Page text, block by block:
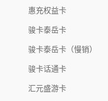
惠充权益卡
骏卡泰岳卡
骏卡泰岳卡（慢销）
骏卡话通卡
汇元盛游卡